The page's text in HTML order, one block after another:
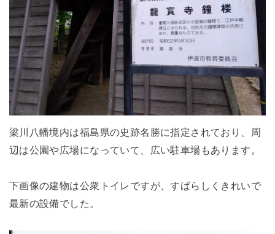
梁川八幡境内は福島県の史跡名勝に指定されており、周
辺は公園や広場になっていて、広い駐車場もあります。
下画像の建物は公衆トイレですが、すばらしくきれいで
最新の設備でした。